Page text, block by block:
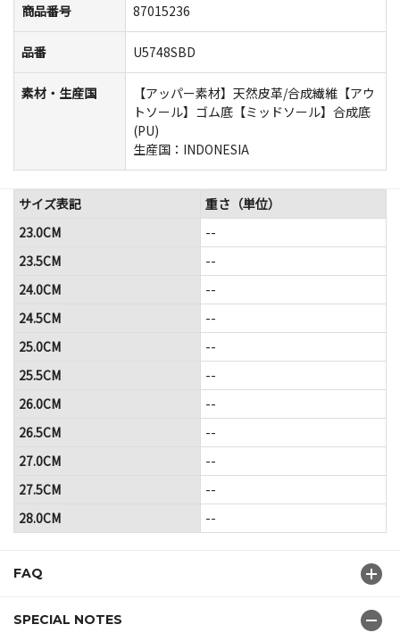
商品番号 87015236
品番 U5748SBD
素材・生産国
【アッパー素材】天然皮革/合成繊維【アウ
トソール】ゴム底【ミッドソール】合成底
(PU)
生産国：INDONESIA
FAQ
SPECIAL NOTES
サイズ表記
重さ（単位）
23.0CM
--
23.5CM
--
24.0CM
--
24.5CM
--
25.0CM
--
25.5CM
--
26.0CM
--
26.5CM
--
27.0CM
--
27.5CM
--
28.0CM
--